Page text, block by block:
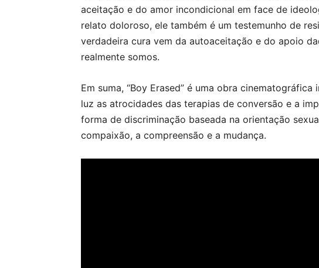
aceitação e do amor incondicional em face de
relato doloroso, ele também é um testemunho de
verdadeira cura vem da autoaceitação e do apoio
realmente somos.
Em suma, “Boy Erased” é uma obra
luz as atrocidades das terapias de conversão e a
forma de discriminação baseada na orientação
compaixão, a compreensão e a mudança.